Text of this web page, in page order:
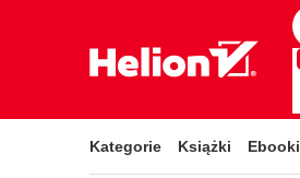
Kategorie Książki Ebooki